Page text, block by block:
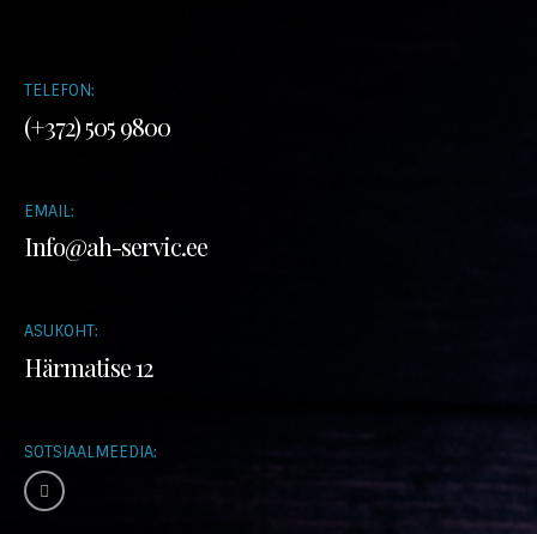
TELEFON:
(+372) 505 9800
EMAIL:
Info@ah-servic.ee
ASUKOHT:
Härmatise 12
SOTSIAALMEEDIA: